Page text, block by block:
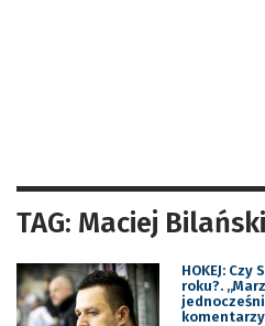
TAG: Maciej Bilański
HOKEJ:
roku?.
komentarzy